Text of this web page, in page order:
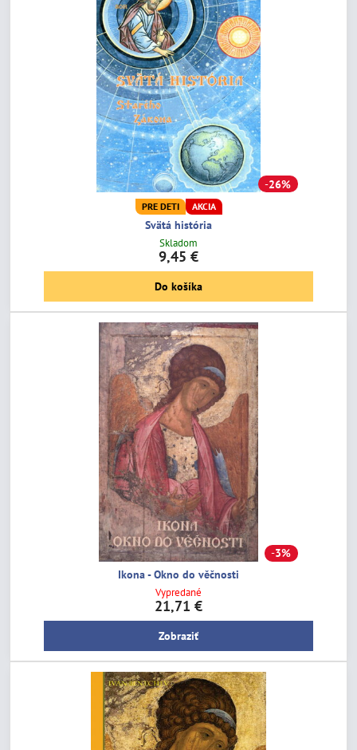
26%
PRE DETI AKCIA
Svätá história
Skladom
9,45 €
Do košíka
3%
Ikona - Okno do věčnosti
Vypredané
21,71 €
Zobraziť